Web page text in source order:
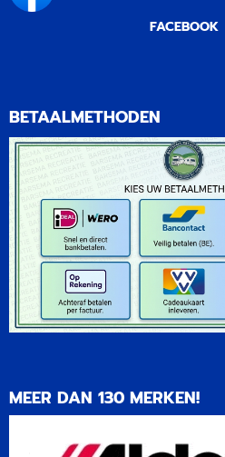
FACEBOOK
BETAALMETHODEN
MEER DAN 130 MERKEN!